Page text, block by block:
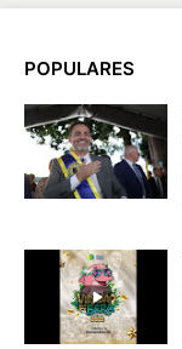
POPULARES